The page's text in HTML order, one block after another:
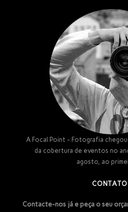
A Focal Point - Fotografia
da cobertura de eventos no
agosto, ao
Contacte-nos já e peça o seu